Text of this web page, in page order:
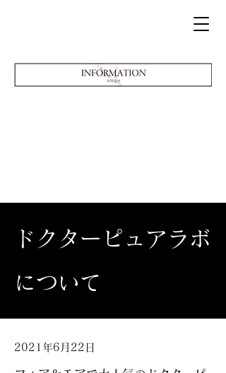
ドクターピュアラボ
について
2021年6月22日